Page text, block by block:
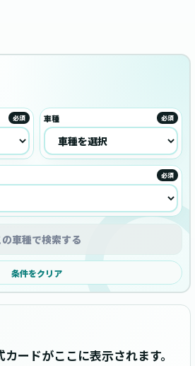
必須 車種 必須
必須
の車種で検索する
条件をクリア
ードがここに表示されます。